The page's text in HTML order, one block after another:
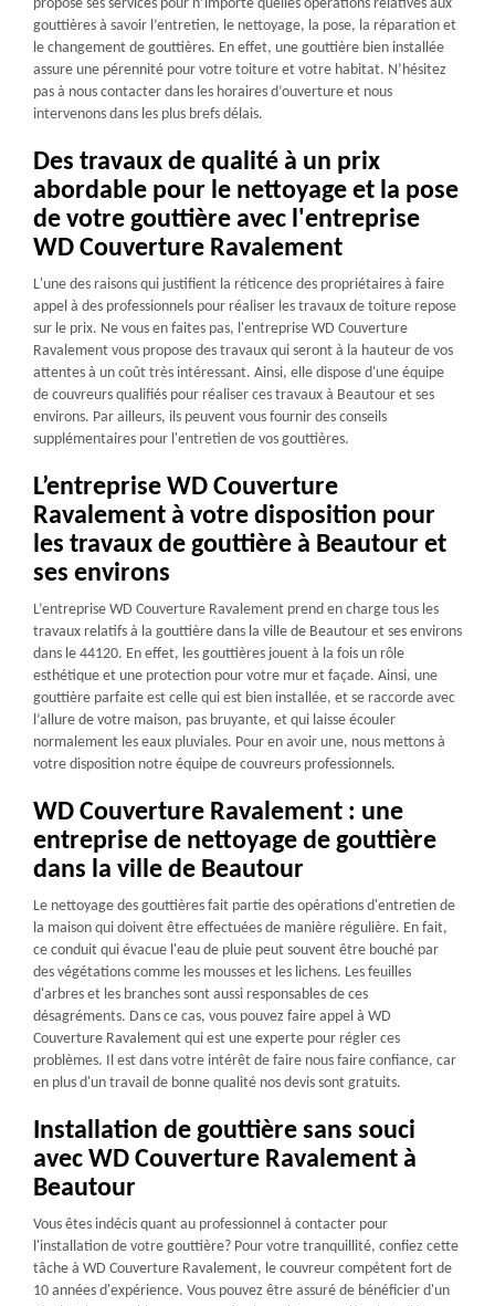
propose ses services pour n’importe quelles opérations relatives aux
gouttières à savoir l’entretien, le nettoyage, la pose, la réparation et
le changement de gouttières. En effet, une gouttière bien installée
assure une pérennité pour votre toiture et votre habitat. N’hésitez
pas à nous contacter dans les horaires d’ouverture et nous
intervenons dans les plus brefs délais.
Des travaux de qualité à un prix
abordable pour le nettoyage et la pose
de votre gouttière avec l'entreprise
WD Couverture Ravalement
L'une des raisons qui justifient la réticence des propriétaires à faire
appel à des professionnels pour réaliser les travaux de toiture repose
sur le prix. Ne vous en faites pas, l'entreprise WD Couverture
Ravalement vous propose des travaux qui seront à la hauteur de vos
attentes à un coût très intéressant. Ainsi, elle dispose d'une équipe
de couvreurs qualifiés pour réaliser ces travaux à Beautour et ses
environs. Par ailleurs, ils peuvent vous fournir des conseils
supplémentaires pour l'entretien de vos gouttières.
L’entreprise WD Couverture
Ravalement à votre disposition pour
les travaux de gouttière à Beautour et
ses environs
L’entreprise WD Couverture Ravalement prend en charge tous les
travaux relatifs à la gouttière dans la ville de Beautour et ses environs
dans le 44120. En effet, les gouttières jouent à la fois un rôle
esthétique et une protection pour votre mur et façade. Ainsi, une
gouttière parfaite est celle qui est bien installée, et se raccorde avec
l’allure de votre maison, pas bruyante, et qui laisse écouler
normalement les eaux pluviales. Pour en avoir une, nous mettons à
votre disposition notre équipe de couvreurs professionnels.
WD Couverture Ravalement : une
entreprise de nettoyage de gouttière
dans la ville de Beautour
Le nettoyage des gouttières fait partie des opérations d'entretien de
la maison qui doivent être effectuées de manière régulière. En fait,
ce conduit qui évacue l'eau de pluie peut souvent être bouché par
des végétations comme les mousses et les lichens. Les feuilles
d'arbres et les branches sont aussi responsables de ces
désagréments. Dans ce cas, vous pouvez faire appel à WD
Couverture Ravalement qui est une experte pour régler ces
problèmes. Il est dans votre intérêt de faire nous faire confiance, car
en plus d'un travail de bonne qualité nos devis sont gratuits.
Installation de gouttière sans souci
avec WD Couverture Ravalement à
Beautour
Vous êtes indécis quant au professionnel à contacter pour
l'installation de votre gouttière? Pour votre tranquillité, confiez cette
tâche à WD Couverture Ravalement, le couvreur compétent fort de
10 années d'expérience. Vous pouvez être assuré de bénéficier d'un